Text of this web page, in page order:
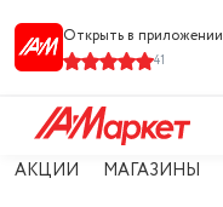
Открыть в
41
АКЦИИ МАГАЗИНЫ